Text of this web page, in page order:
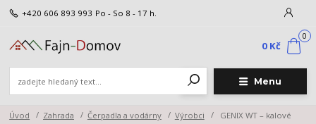
Menu
+420 606 893 993 Po - So 8 - 17 h.
0
0 Kč
Úvod Zahrada Čerpadla a vodárny Výrobci
GENIX WT – kalové